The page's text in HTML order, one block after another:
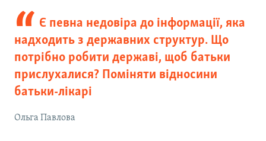
Є певна недовіра до інформації, яка
надходить з державних структур. Що
потрібно робити державі, щоб батьки
прислухалися? Поміняти відносини
батьки-лікарі
Ольга Павлова